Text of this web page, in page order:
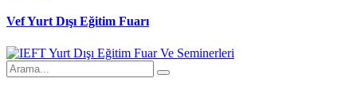
Vef Yurt Dışı Eğitim Fuarı